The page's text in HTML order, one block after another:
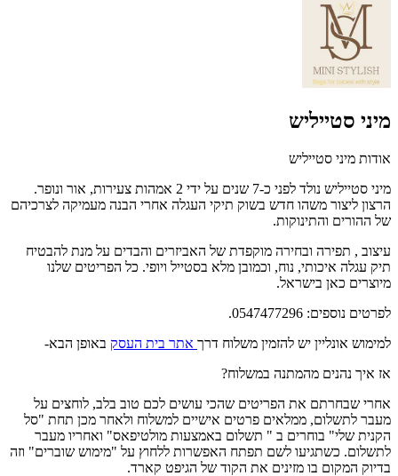
מיני סטייליש
אודות מיני סטייליש
מיני סטייליש נולד לפני כ-7 שנים על ידי 2 אמהות צעירות, אור ונופר.
הרצון ליצור משהו חדש בשוק תיקי העגלה אחרי הבנה מעמיקה לצרכיהם
של ההורים והתינוקות.
עיצוב , תפירה ובחירה מוקפדת של האביזרים והבדים על מנת להבטיח
תיק עגלה איכותי, נוח, וכמובן מלא בסטייל ויופי. כל הפריטים שלנו
מיוצרים כאן בישראל.
לפרטים נוספים: 0547477296.
למימוש אונליין יש להזמין משלוח דרך אתר בית העסק באופן הבא-
אז איך נהנים מהמתנה במשלוח?
אחרי שבחרתם את הפריטים שהכי עושים לכם טוב בלב, לוחצים על
מעבר לתשלום, ממלאים פרטים אישיים למשלוח ולאחר מכן תחת "סל
הקנית שלי" בוחרים ב " תשלום באמצעות מולטיפאס" ואחריו מעבר
לתשלום. כשתגיעו לשם תפתח האפשרות ללחוץ על "מימוש שוברים" וזה
בדיוק המקום בו מזינים את הקוד של הגיפט קארד.